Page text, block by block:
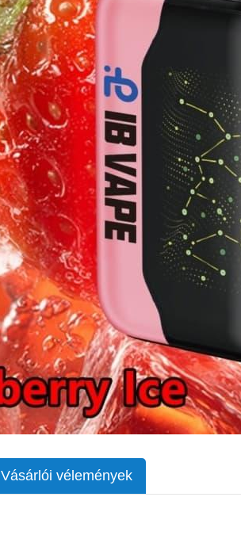
Vásárlói vélemények